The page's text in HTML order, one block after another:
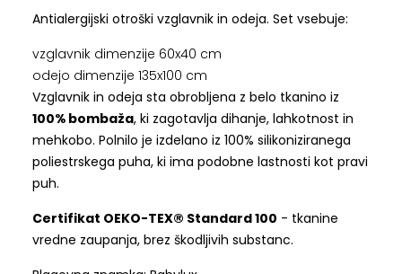
Antialergijski otroški vzglavnik in odeja. Set vsebuje:
vzglavnik dimenzije 60x40 cm
odejo dimenzije 135x100 cm
Vzglavnik in odeja sta obrobljena z belo tkanino iz
100% bombaža, ki zagotavlja dihanje, lahkotnost in
mehkobo. Polnilo je izdelano iz 100% silikoniziranega
poliestrskega puha, ki ima podobne lastnosti kot pravi
puh.
Certifikat OEKO-TEX® Standard 100 - tkanine
vredne zaupanja, brez škodljivih substanc.